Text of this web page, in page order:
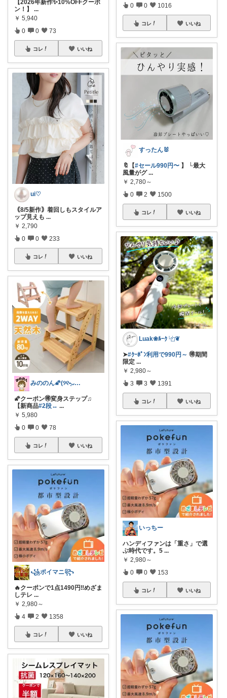
【2026年新作✨10%OFFクーポ
ン！】
...
￥ 5,940
0 0 73
コレ いいね
ui♡
｟8/5新作｠着回しもスタイルア
ップ見えも ...
￥ 2,790
0 0 233
コレ いいね
みののん🌠(୨୧•͈ᴗ•͈)感謝♡
🌠クーポン🉐変身ステップ♫
【新商品#2段↔ ...
￥ 5,980
0 0 78
コレ いいね
꧁ポイマニ꧂
🔥クーポンで1点1490円‼️めざま
しテレ ...
￥ 2,980～
4 2 1358
コレ いいね
0 0 1016
コレ いいね
すったん🐰
🔖【#セール990円〜 】 └最大
風量がグ ...
￥ 2,780～
0 2 1500
コレ いいね
Luak❀ﾙｰｸ ⿻❦
➤#ｸｰﾎﾟﾝ利用で990円～ 🉐期間
限定 ...
￥ 2,980～
3 3 1391
コレ いいね
いっちー
ハンディファンは「重さ」で選
ぶ時代です。5 ...
￥ 2,980～
0 0 153
コレ いいね